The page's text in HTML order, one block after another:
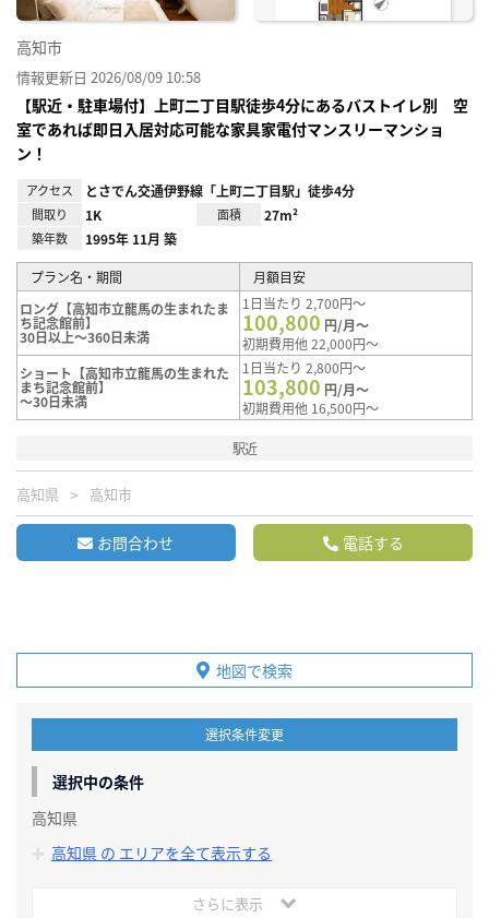
高知市
情報更新日 2026/08/09 10:58
【駅近・駐車場付】上町二丁目駅徒歩4分にあるバストイレ別 空
室であれば即日入居対応可能な家具家電付マンスリーマンショ
ン！
アクセス とさでん交通伊野線「上町二丁目駅」徒歩4分
間取り 1K 面積 27m²
築年数 1995年 11月 築
プラン名・期間
月額目安
ロング【高知市立龍馬の生まれたま
ち記念館前】
30日以上～360日未満
1日当たり 2,700円～
100,800 円/月～
初期費用他 22,000円～
ショート【高知市立龍馬の生まれた
まち記念館前】
～30日未満
1日当たり 2,800円～
103,800 円/月～
初期費用他 16,500円～
駅近
高知県 高知市
お問合わせ 電話する
地図で検索
選択条件変更
選択中の条件
高知県
高知県 の エリアを全て表示する
さらに表示